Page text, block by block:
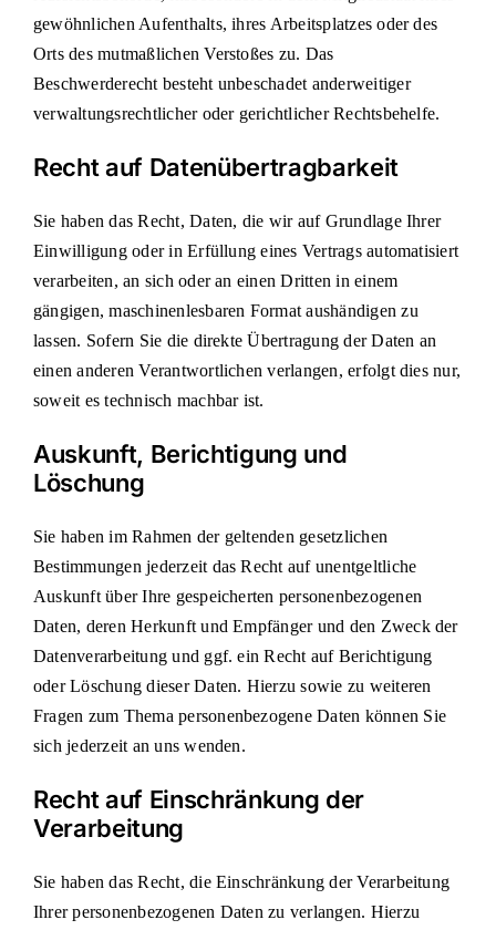
gewöhnlichen Aufenthalts, ihres Arbeitsplatzes oder des
Orts des mutmaßlichen Verstoßes zu. Das
Beschwerderecht besteht unbeschadet anderweitiger
verwaltungsrechtlicher oder gerichtlicher Rechtsbehelfe.
Recht auf Daten­übertrag­barkeit
Sie haben das Recht, Daten, die wir auf Grundlage Ihrer
Einwilligung oder in Erfüllung eines Vertrags automatisiert
verarbeiten, an sich oder an einen Dritten in einem
gängigen, maschinenlesbaren Format aushändigen zu
lassen. Sofern Sie die direkte Übertragung der Daten an
einen anderen Verantwortlichen verlangen, erfolgt dies nur,
soweit es technisch machbar ist.
Auskunft, Berichtigung und
Löschung
Sie haben im Rahmen der geltenden gesetzlichen
Bestimmungen jederzeit das Recht auf unentgeltliche
Auskunft über Ihre gespeicherten personenbezogenen
Daten, deren Herkunft und Empfänger und den Zweck der
Datenverarbeitung und ggf. ein Recht auf Berichtigung
oder Löschung dieser Daten. Hierzu sowie zu weiteren
Fragen zum Thema personenbezogene Daten können Sie
sich jederzeit an uns wenden.
Recht auf Einschränkung der
Verarbeitung
Sie haben das Recht, die Einschränkung der Verarbeitung
Ihrer personenbezogenen Daten zu verlangen. Hierzu